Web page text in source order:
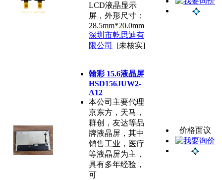
LCD液晶显示
屏，外形尺寸：
28.5mm*20.0mm
深圳市乾思迪有
限公司
[未核实]
翰彩 15.6液晶屏
HSD156JUW2-
A12
本公司主要代理
京东方，天马，
群创，友达等品
牌液晶屏，其中
销售工业，医疗
等液晶屏为主，
具有多年经验，
可
价格面议